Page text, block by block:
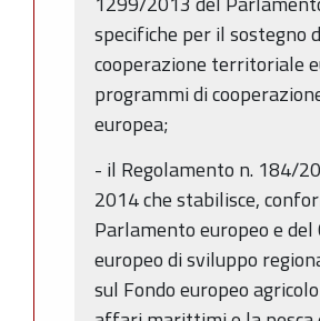
specifiche per il sostegno
cooperazione territoriale
programmi di
europea;
- il Regolamento n. 184/
2014 che stabilisce,
Parlamento europeo e
europeo di sviluppo
sul Fondo europeo